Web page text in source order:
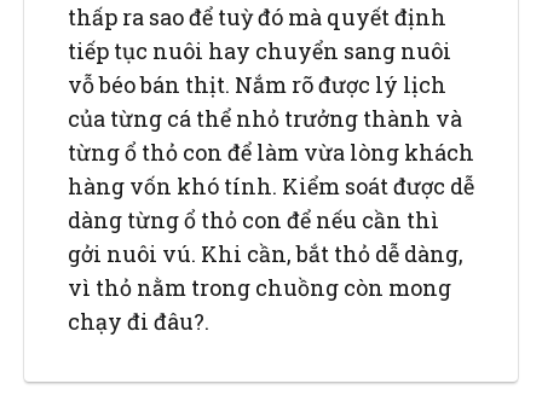
thấp ra sao để tuỳ đó mà quyết định
tiếp tục nuôi hay chuyển sang nuôi
vỗ béo bán thịt. Nắm rõ được lý lịch
của từng cá thể nhỏ trưởng thành và
từng ổ thỏ con để làm vừa lòng khách
hàng vốn khó tính. Kiểm soát được dễ
dàng từng ổ thỏ con để nếu cần thì
gởi nuôi vú. Khi cần, bắt thỏ dễ dàng,
vì thỏ nằm trong chuồng còn mong
chạy đi đâu?.